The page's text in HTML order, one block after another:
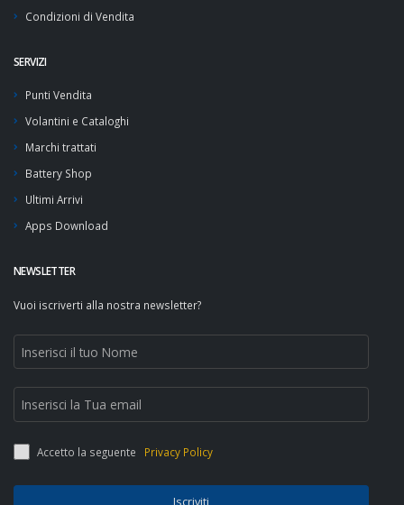
Condizioni di Vendita
SERVIZI
Punti Vendita
Volantini e Cataloghi
Marchi trattati
Battery Shop
Ultimi Arrivi
Apps Download
NEWSLETTER
Vuoi iscriverti alla nostra newsletter?
Accetto la seguente Privacy Policy
Iscriviti